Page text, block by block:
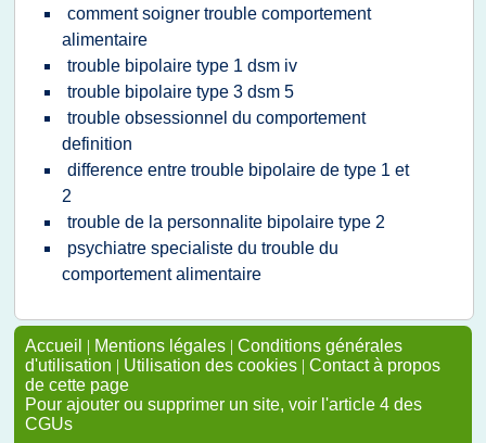
comment soigner trouble comportement
alimentaire
trouble bipolaire type 1 dsm iv
trouble bipolaire type 3 dsm 5
trouble obsessionnel du comportement
definition
difference entre trouble bipolaire de type 1 et
2
trouble de la personnalite bipolaire type 2
psychiatre specialiste du trouble du
comportement alimentaire
Accueil | Mentions légales | Conditions générales
d'utilisation | Utilisation des cookies | Contact à propos
de cette page
Pour ajouter ou supprimer un site, voir l'article 4 des
CGUs